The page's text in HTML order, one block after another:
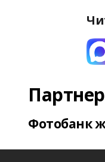
Фотобанк